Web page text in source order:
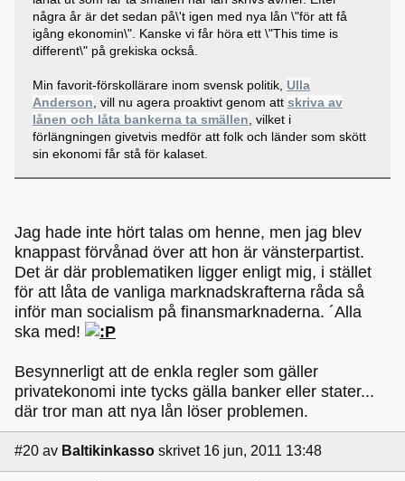
några år är det sedan på\'t igen med nya lån \"för att få
igång ekonomin\". Kanske vi får höra ett \"This time is
different\" på grekiska också.
Min favorit-förskollärare inom svensk politik, Ulla
Anderson, vill nu agera proaktivt genom att skriva av
lånen och låta bankerna ta smällen, vilket i
förlängningen givetvis medför att folk och länder som skött
sin ekonomi får stå för kalaset.
Jag hade inte hört talas om henne, men jag blev
knappast förvånad över att hon är vänsterpartist.
Det är där problematiken ligger enligt mig, i stället
för att låta de vanliga marknadskrafterna råda så
inför man socialism på finansmarknaderna. ´Alla
ska med!
Besynnerligt att de enkla regler som gäller
privatekonomi inte tycks gälla banker eller stater...
där tror man att nya lån löser problemen.
#20 av Baltikinkasso skrivet 16 jun, 2011 13:48